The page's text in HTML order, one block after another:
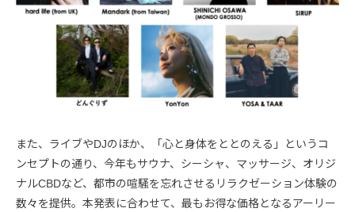
また、ライブやDJのほか、「心と身体をととのえる」というコ
ンセプトの通り、今年もサウナ、シーシャ、マッサージ、オリジ
ナルCBDなど、都市の喧騒を忘れさせるリラクゼーション体験の
数々を提供。本発表に合わせて、最もお得な価格となるアーリー